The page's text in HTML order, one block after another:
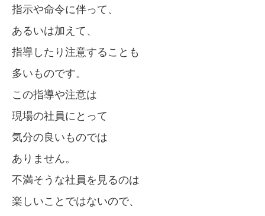
指示や命令に伴って、
あるいは加えて、
指導したり注意することも
多いものです。
この指導や注意は
現場の社員にとって
気分の良いものでは
ありません。
不満そうな社員を見るのは
楽しいことではないので、